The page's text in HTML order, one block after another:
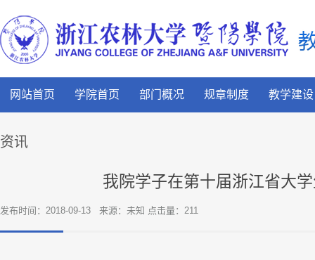
网站首页 学院首页 部门概况 规章制度 教学建设
资讯
我院学子在第十届浙江省大
发布时间：2018-09-13 来源：未知 点击量： 211